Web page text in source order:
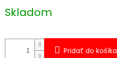
cena:
Skladom
Pridať do košíka